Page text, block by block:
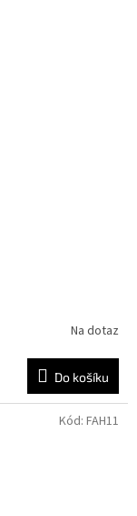
Na dotaz
Do košíku
Kód: FAH11